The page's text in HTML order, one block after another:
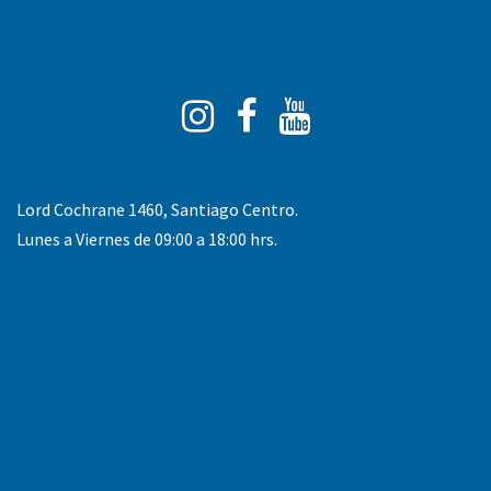
Instagram
Facebook
Tube
Lord Cochrane 1460, Santiago Centro.
Lunes a Viernes de 09:00 a 18:00 hrs.